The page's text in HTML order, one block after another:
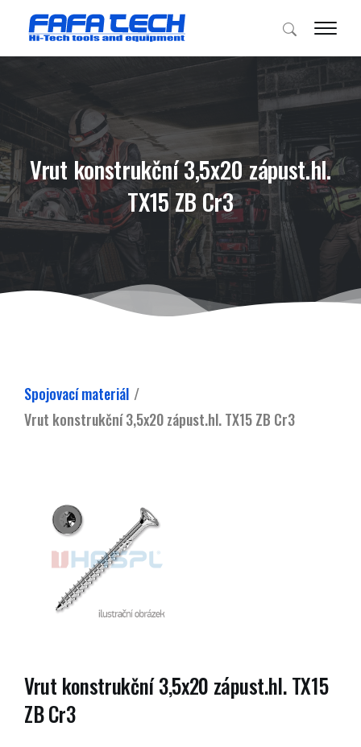
Vrut konstrukční 3,5x20 zápust.hl.
TX15 ZB Cr3
Spojovací materiál
Vrut konstrukční 3,5x20 zápust.hl. TX15 ZB Cr3
Vrut konstrukční 3,5x20 zápust.hl. TX15
ZB Cr3